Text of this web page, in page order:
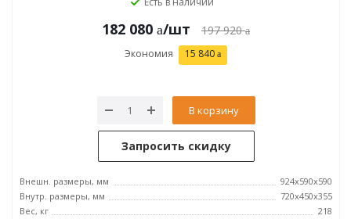
182 080 /шт 197 920
Экономия 15 840
В корзину
Запросить скидку
Внешн. размеры, мм
924x590x590
Внутр. размеры, мм
720x450x355
Вес, кг
218